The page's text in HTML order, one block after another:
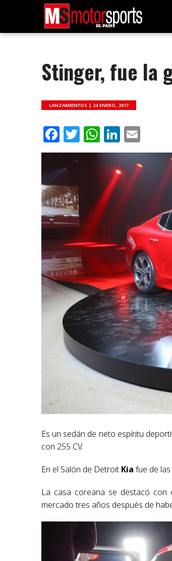
Stinger, fue la
LANZAMIENTOS |24 ENERO, 2017
Facebook
Twitter
WhatsApp
Es un sedán de neto espíritu
con 255 CV.
En el Salón de Detroit Kia fue de
La casa coreana se destacó con
mercado tres años después de